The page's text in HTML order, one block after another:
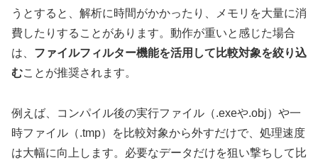
うとすると、解析に時間がかかったり、メモリを大量に消
費したりすることがあります。動作が重いと感じた場合
は、 ファイルフィルター機能を活用して比較対象を絞り込
むことが推奨されます。
例えば、コンパイル後の実行ファイル（.exeや.obj）や一
時ファイル（.tmp）を比較対象から外すだけで、処理速度
は大幅に向上します。必要なデータだけを狙い撃ちして比